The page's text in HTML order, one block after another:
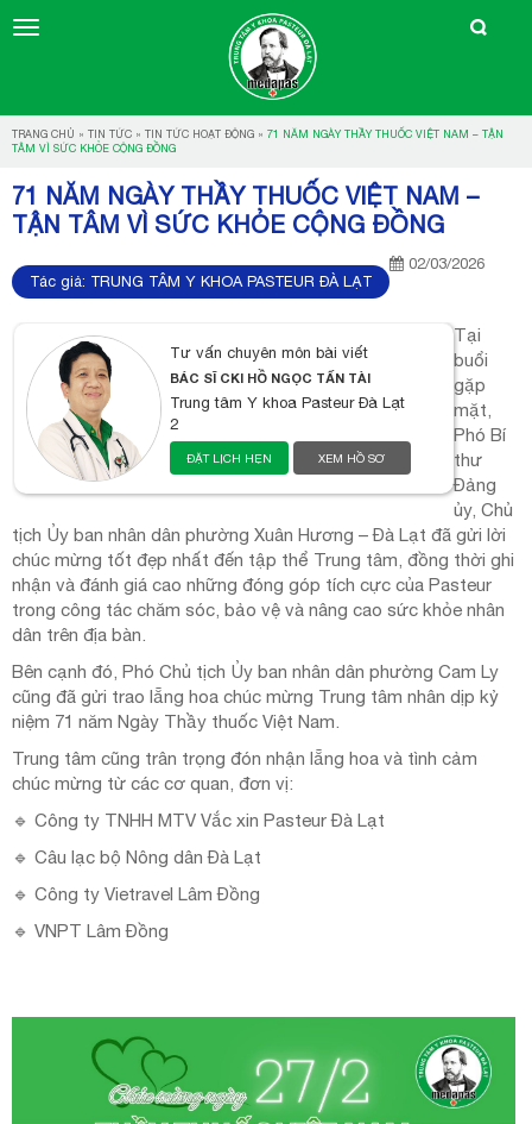
TRANG CHỦ » TIN TỨC » TIN TỨC HOẠT ĐỘNG » 71 NĂM NGÀY THẦY THUỐC VIỆT NAM – TẬN
TÂM VÌ SỨC KHỎE CỘNG ĐỒNG
71 NĂM NGÀY THẦY THUỐC VIỆT NAM –
TẬN TÂM VÌ SỨC KHỎE CỘNG ĐỒNG
02/03/2026
Tác giả: TRUNG TÂM Y KHOA PASTEUR ĐÀ LẠT
Tư vấn chuyên môn bài viết
BÁC SĨ CKI HỒ NGỌC TẤN TÀI
Trung tâm Y khoa Pasteur Đà Lạt
2
ĐẶT LỊCH HẸN XEM HỒ SƠ
Tại
buổi
gặp
mặt,
Phó Bí
thư
Đảng
ủy, Chủ
tịch Ủy ban nhân dân phường Xuân Hương – Đà Lạt đã gửi lời
chúc mừng tốt đẹp nhất đến tập thể Trung tâm, đồng thời ghi
nhận và đánh giá cao những đóng góp tích cực của Pasteur
trong công tác chăm sóc, bảo vệ và nâng cao sức khỏe nhân
dân trên địa bàn.
Bên cạnh đó, Phó Chủ tịch Ủy ban nhân dân phường Cam Ly
cũng đã gửi trao lẵng hoa chúc mừng Trung tâm nhân dịp kỷ
niệm 71 năm Ngày Thầy thuốc Việt Nam.
Trung tâm cũng trân trọng đón nhận lẵng hoa và tình cảm
chúc mừng từ các cơ quan, đơn vị:
🔹 Công ty TNHH MTV Vắc xin Pasteur Đà Lạt
🔹 Câu lạc bộ Nông dân Đà Lạt
🔹 Công ty Vietravel Lâm Đồng
🔹 VNPT Lâm Đồng